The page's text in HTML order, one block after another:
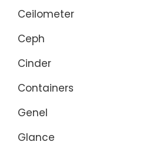
Ceilometer
Ceph
Cinder
Containers
Genel
Glance